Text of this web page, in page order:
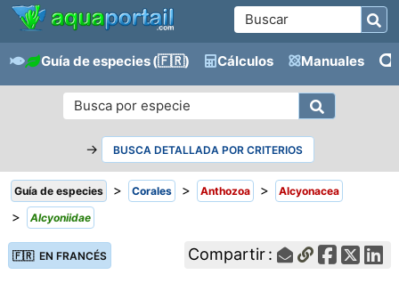
Guía de especies(🇫🇷) Cálculos Manuales
→ BUSCA DETALLADA POR CRITERIOS
Guía de especies > Corales > Anthozoa > Alcyonacea
> Alcyoniidae
🇫🇷 EN FRANCÉS Compartir :